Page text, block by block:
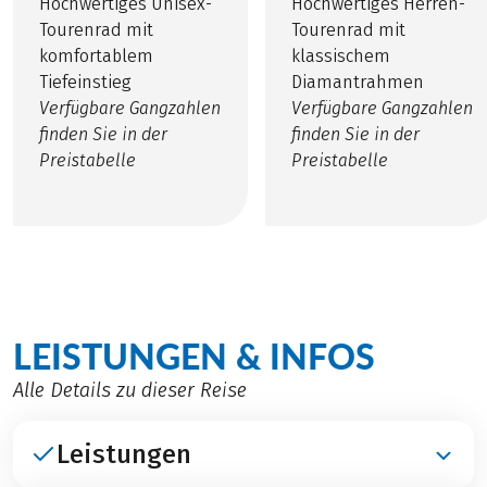
Hochwertiges Unisex-
Tourenrad mit
komfortablem
Tiefeinstieg
Verfügbare Gangzahlen
finden Sie in der
Preistabelle
Hochwertiges Herren-
Tourenrad mit
klassischem
Diamantrahmen
Verfügbare Gangzahlen
finden Sie in der
Preistabelle
LEISTUNGEN & INFOS
Alle Details zu dieser Reise
Leistungen